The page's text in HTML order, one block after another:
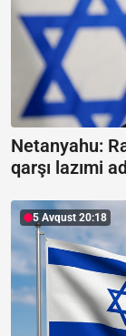
Netanyahu:
qarşı lazımi
5 Avqust 20:18